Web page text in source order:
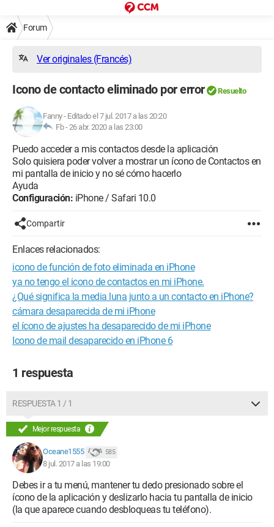
Forum
Ver originales (Francés)
Icono de contacto eliminado por error Resuelto
Fanny- Editado el 7 jul. 2017 a las 20:20
Fb -26 abr. 2020 a las 23:00
Puedo acceder a mis contactos desde la aplicación
Solo quisiera poder volver a mostrar un ícono de Contactos en
mi pantalla de inicio y no sé cómo hacerlo
Ayuda
Configuración: iPhone / Safari 10.0
Compartir
Enlaces relacionados:
icono de función de foto eliminada en iPhone
ya no tengo el icono de contactos en mi iPhone.
¿Qué significa la media luna junto a un contacto en iPhone?
cámara desaparecida de mi iPhone
el ícono de ajustes ha desaparecido de mi iPhone
Icono de mail desaparecido en iPhone 6
1 respuesta
RESPUESTA 1 / 1
Mejor respuesta
Oceane1555 585
8 jul. 2017 a las 19:00
Debes ir a tu menú, mantener tu dedo presionado sobre el
ícono de la aplicación y deslizarlo hacia tu pantalla de inicio
(la que aparece cuando desbloqueas tu teléfono).